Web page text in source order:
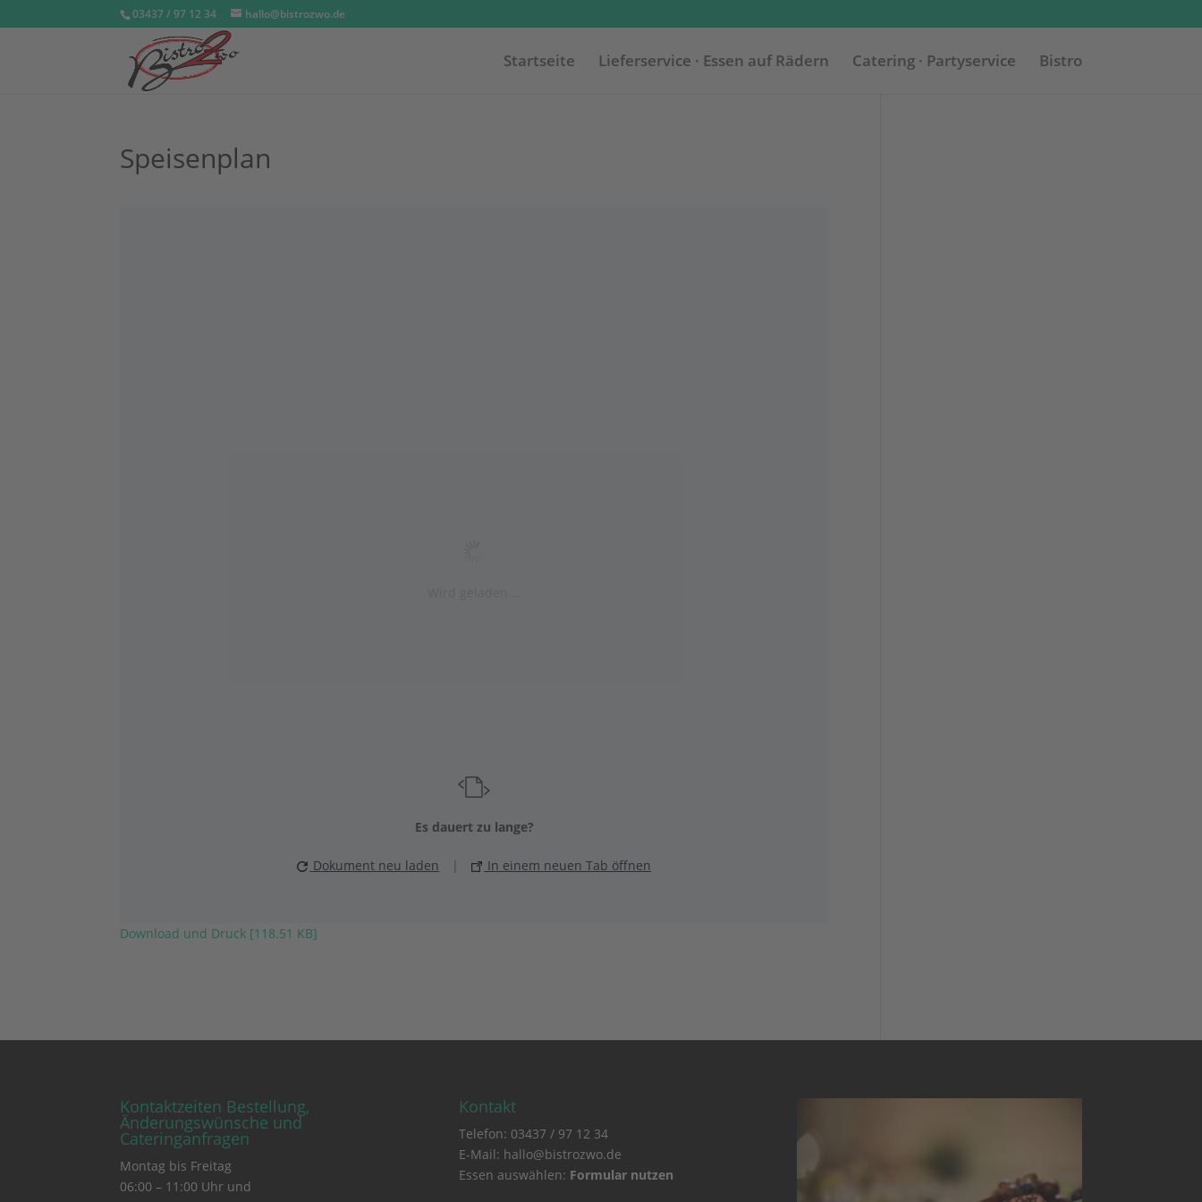
03437 / 97 12 34 hallo@bistrozwo.de
Startseite Lieferservice · Essen auf Rädern Catering · Partyservice Bistro
Speisenplan
Es dauert zu lange?
Dokument neu laden | In einem neuen Tab öffnen
Download und Druck [118.51 KB]
Kontaktzeiten Bestellung,
Änderungswünsche und
Cateringanfragen
Montag bis Freitag
06:00 – 11:00 Uhr und
Kontakt
Telefon: 03437 / 97 12 34
E-Mail: hallo@bistrozwo.de
Essen auswählen: Formular nutzen